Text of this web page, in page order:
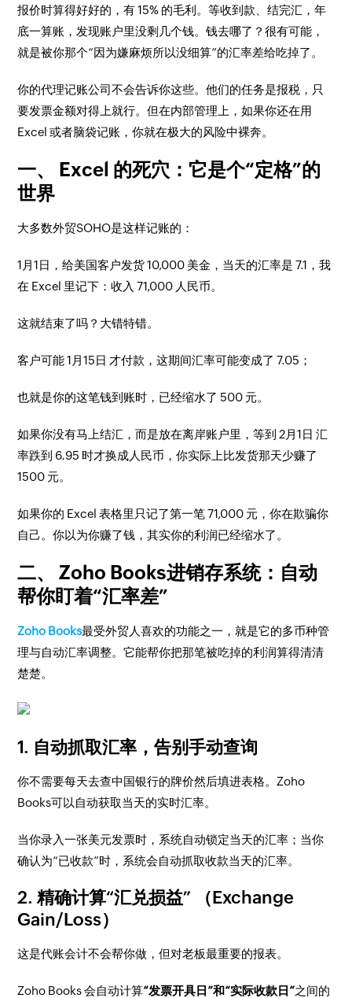
报价时算得好好的，有 15% 的毛利。等收到款、结完汇，年
底一算账，发现账户里没剩几个钱。钱去哪了？很有可能，
就是被你那个“因为嫌麻烦所以没细算”的汇率差给吃掉了。
你的代理记账公司不会告诉你这些。他们的任务是报税，只
要发票金额对得上就行。但在内部管理上，如果你还在用
Excel 或者脑袋记账，你就在极大的风险中裸奔。
一、 Excel 的死穴：它是个“定格”的
世界
大多数外贸SOHO是这样记账的：
1月1日，给美国客户发货 10,000 美金，当天的汇率是 7.1，我
在 Excel 里记下：收入 71,000 人民币。
这就结束了吗？大错特错。
客户可能 1月15日 才付款，这期间汇率可能变成了 7.05；
也就是你的这笔钱到账时，已经缩水了 500 元。
如果你没有马上结汇，而是放在离岸账户里，等到 2月1日 汇
率跌到 6.95 时才换成人民币，你实际上比发货那天少赚了
1500 元。
如果你的 Excel 表格里只记了第一笔 71,000 元，你在欺骗你
自己。你以为你赚了钱，其实你的利润已经缩水了。
二、 Zoho Books进销存系统：自动
帮你盯着“汇率差”
Zoho Books最受外贸人喜欢的功能之一，就是它的多币种管
理与自动汇率调整。它能帮你把那笔被吃掉的利润算得清清
楚楚。
1. 自动抓取汇率，告别手动查询
你不需要每天去查中国银行的牌价然后填进表格。Zoho
Books可以自动获取当天的实时汇率。
当你录入一张美元发票时，系统自动锁定当天的汇率；当你
确认为“已收款”时，系统会自动抓取收款当天的汇率。
2. 精确计算“汇兑损益” （Exchange
Gain/Loss）
这是代账会计不会帮你做，但对老板最重要的报表。
Zoho Books 会自动计算“发票开具日”和“实际收款日”之间的